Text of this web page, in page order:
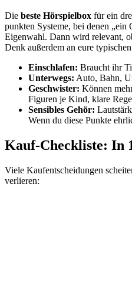
Die beste Hörspielbox für ein
punkten Systeme, bei denen
Eigenwahl. Dann wird relevant,
Denk außerdem an eure
Einschlafen: Braucht ihr
Unterwegs: Auto, Bahn,
Geschwister: Können
Figuren je Kind, klare
Sensibles Gehör:
Wenn du diese Punkte
Kauf-Checkliste: In
Viele Kaufentscheidungen
verlieren: